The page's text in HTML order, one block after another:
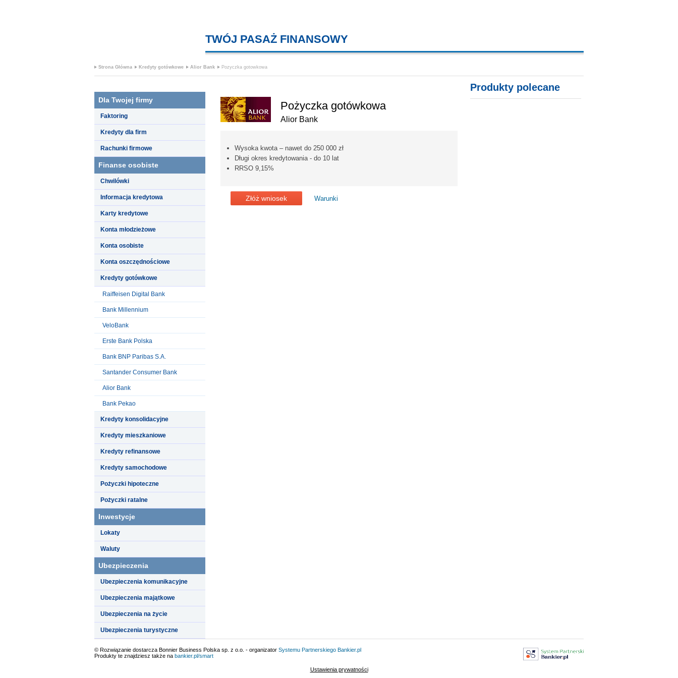
TWÓJ PASAŻ FINANSOWY
Strona Główna Kredyty gotówkowe Alior Bank Pozyczka gotowkowa
Dla Twojej firmy
Faktoring
Kredyty dla firm
Rachunki firmowe
Finanse osobiste
Chwilówki
Informacja kredytowa
Karty kredytowe
Konta młodzieżowe
Konta osobiste
Konta oszczędnościowe
Kredyty gotówkowe
Raiffeisen Digital Bank
Bank Millennium
VeloBank
Erste Bank Polska
Bank BNP Paribas S.A.
Santander Consumer Bank
Alior Bank
Bank Pekao
Kredyty konsolidacyjne
Kredyty mieszkaniowe
Kredyty refinansowe
Kredyty samochodowe
Pożyczki hipoteczne
Pożyczki ratalne
Inwestycje
Lokaty
Waluty
Ubezpieczenia
Ubezpieczenia komunikacyjne
Ubezpieczenia majątkowe
Ubezpieczenia na życie
Ubezpieczenia turystyczne
Pożyczka gotówkowa
Alior Bank
Wysoka kwota – nawet do 250 000 zł
Długi okres kredytowania - do 10 lat
RRSO 9,15%
Złóż wniosek Warunki
Produkty polecane
© Rozwiązanie dostarcza Bonnier Business Polska sp. z o.o. - organizator Systemu Partnerskiego Bankier.pl
Produkty te znajdziesz także na bankier.pl/smart
Ustawienia prywatności